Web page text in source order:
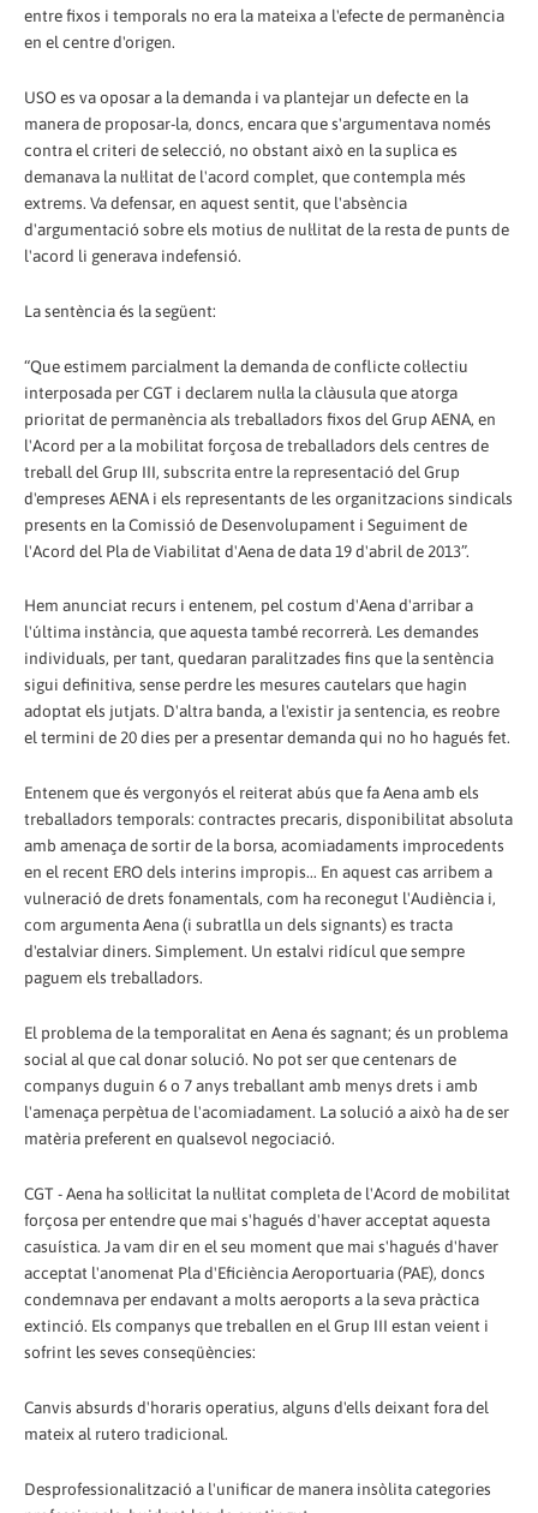
entre fixos i temporals no era la mateixa a l'efecte de permanència
en el centre d'origen.
USO es va oposar a la demanda i va plantejar un defecte en la
manera de proposar-la, doncs, encara que s'argumentava només
contra el criteri de selecció, no obstant això en la suplica es
demanava la nul·litat de l'acord complet, que contempla més
extrems. Va defensar, en aquest sentit, que l'absència
d'argumentació sobre els motius de nul·litat de la resta de punts de
l'acord li generava indefensió.
La sentència és la següent:
“Que estimem parcialment la demanda de conflicte col·lectiu
interposada per CGT i declarem nul·la la clàusula que atorga
prioritat de permanència als treballadors fixos del Grup AENA, en
l'Acord per a la mobilitat forçosa de treballadors dels centres de
treball del Grup III, subscrita entre la representació del Grup
d'empreses AENA i els representants de les organitzacions sindicals
presents en la Comissió de Desenvolupament i Seguiment de
l'Acord del Pla de Viabilitat d'Aena de data 19 d'abril de 2013”.
Hem anunciat recurs i entenem, pel costum d'Aena d'arribar a
l'última instància, que aquesta també recorrerà. Les demandes
individuals, per tant, quedaran paralitzades fins que la sentència
sigui definitiva, sense perdre les mesures cautelars que hagin
adoptat els jutjats. D'altra banda, a l'existir ja sentencia, es reobre
el termini de 20 dies per a presentar demanda qui no ho hagués fet.
Entenem que és vergonyós el reiterat abús que fa Aena amb els
treballadors temporals: contractes precaris, disponibilitat absoluta
amb amenaça de sortir de la borsa, acomiadaments improcedents
en el recent ERO dels interins impropis... En aquest cas arribem a
vulneració de drets fonamentals, com ha reconegut l'Audiència i,
com argumenta Aena (i subratlla un dels signants) es tracta
d'estalviar diners. Simplement. Un estalvi ridícul que sempre
paguem els treballadors.
El problema de la temporalitat en Aena és sagnant; és un problema
social al que cal donar solució. No pot ser que centenars de
companys duguin 6 o 7 anys treballant amb menys drets i amb
l'amenaça perpètua de l'acomiadament. La solució a això ha de ser
matèria preferent en qualsevol negociació.
CGT - Aena ha sol·licitat la nul·litat completa de l'Acord de mobilitat
forçosa per entendre que mai s'hagués d'haver acceptat aquesta
casuística. Ja vam dir en el seu moment que mai s'hagués d'haver
acceptat l'anomenat Pla d'Eficiència Aeroportuaria (PAE), doncs
condemnava per endavant a molts aeroports a la seva pràctica
extinció. Els companys que treballen en el Grup III estan veient i
sofrint les seves conseqüències:
Canvis absurds d'horaris operatius, alguns d'ells deixant fora del
mateix al rutero tradicional.
Desprofessionalització a l'unificar de manera insòlita categories